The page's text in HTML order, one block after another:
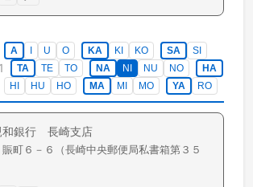
1
A U O KA KI KO SA
SI
TA
TE TO NA NI NU NO
HA
HI
HU HO MA MI MO YA RO
銀行 長崎支店
賑町 ６－６（長崎中央郵便局私書箱第３５